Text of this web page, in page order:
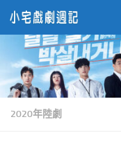
Skip to content
2020年陸劇